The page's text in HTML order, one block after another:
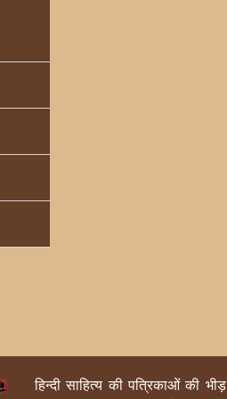
हिन्दी साहित्य की पत्रिकाओं की